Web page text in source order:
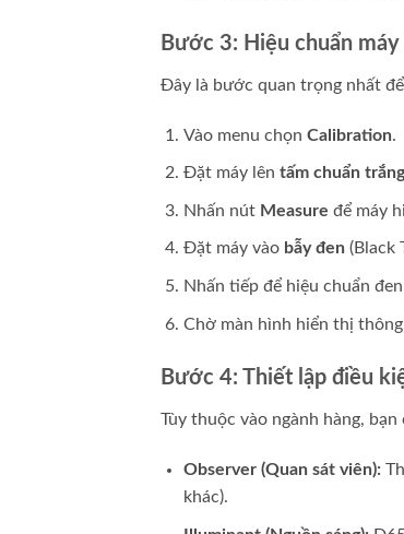
Bước 3: Hiệu chuẩn
Đây là bước quan trọng nhất
Vào menu chọn Calibration.
Đặt máy lên tấm chuẩn trắng
Nhấn nút Measure để máy
Đặt máy vào bẫy đen (Black
Nhấn tiếp để hiệu chuẩn
Chờ màn hình hiển thị
Bước 4: Thiết lập điều
Tùy thuộc vào ngành hàng,
Observer (Quan sát viên):
khác).